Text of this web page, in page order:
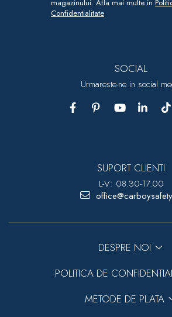
magazinului. Afla mai multe in
Confidentialitate
SOCIAL
Urmareste-ne in social
SUPORT CLIENTI
L-V: 08.30-17.00
DESPRE NOI
POLITICA DE
METODE DE PLATA